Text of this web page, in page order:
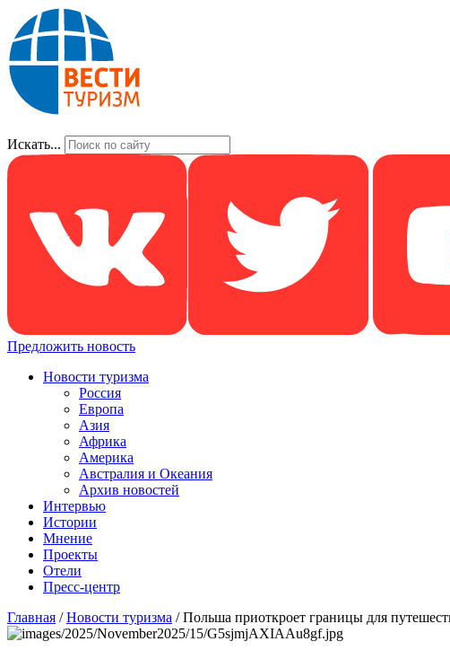
Искать...
Предложить новость
Новости туризма
Россия
Европа
Азия
Африка
Америка
Австралия и Океания
Архив новостей
Интервью
Истории
Мнение
Проекты
Отели
Пресс-центр
Главная /Новости туризма /Польша приоткроет границы для